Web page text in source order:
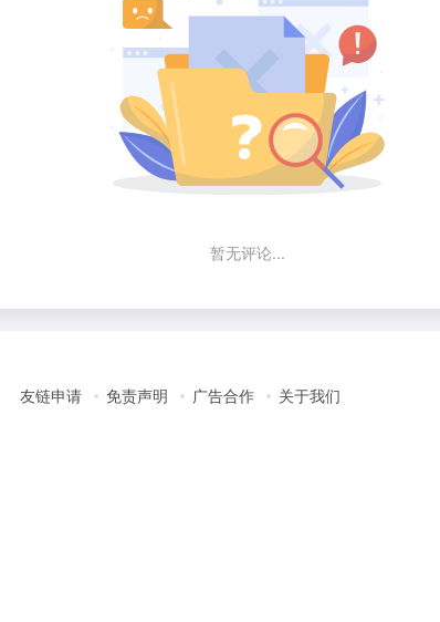
暂无评论...
友链申请 免责声明 广告合作 关于我们